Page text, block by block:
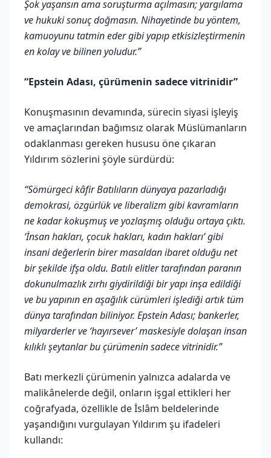
Şok yaşansın ama soruşturma açılmasın; yargılama
ve hukuki sonuç doğmasın. Nihayetinde bu yöntem,
kamuoyunu tatmin eder gibi yapıp etkisizleştirmenin
en kolay ve bilinen yoludur.”
“Epstein Adası, çürümenin sadece vitrinidir”
Konuşmasının devamında, sürecin siyasi işleyiş
ve amaçlarından bağımsız olarak Müslümanların
odaklanması gereken hususu öne çıkaran
Yıldırım sözlerini şöyle sürdürdü:
“Sömürgeci kâfir Batılıların dünyaya pazarladığı
demokrasi, özgürlük ve liberalizm gibi kavramların
ne kadar kokuşmuş ve yozlaşmış olduğu ortaya çıktı.
‘İnsan hakları, çocuk hakları, kadın hakları’ gibi
insani değerlerin birer masaldan ibaret olduğu net
bir şekilde ifşa oldu. Batılı elitler tarafından paranın
dokunulmazlık zırhı giydirildiği bir yapı inşa edildiği
ve bu yapının en aşağılık cürümleri işlediği artık tüm
dünya tarafından biliniyor. Epstein Adası; bankerler,
milyarderler ve ‘hayırsever’ maskesiyle dolaşan insan
kılıklı şeytanlar bu çürümenin sadece vitrinidir.”
Batı merkezli çürümenin yalnızca adalarda ve
malikânelerde değil, onların işgal ettikleri her
coğrafyada, özellikle de İslâm beldelerinde
yaşandığını vurgulayan Yıldırım şu ifadeleri
kullandı: